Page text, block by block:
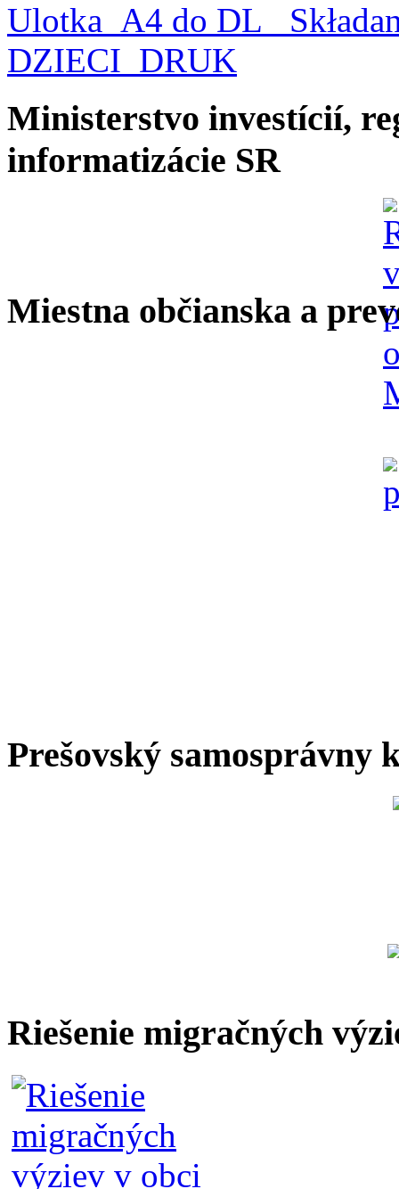
Ulotka_A4 do DL_
DZIECI_DRUK
Ministerstvo investícií,
informatizácie SR
Miestna občianska a
Prešovský samosprávny
Riešenie migračných